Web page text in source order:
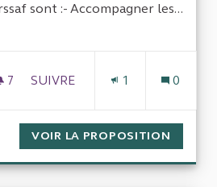
sont :- Accompagner les...
la catégorie : Sécurité sociale
7 7 ABONNÉS
SUIVRE
1 0
VOIR LA PROPOSITION